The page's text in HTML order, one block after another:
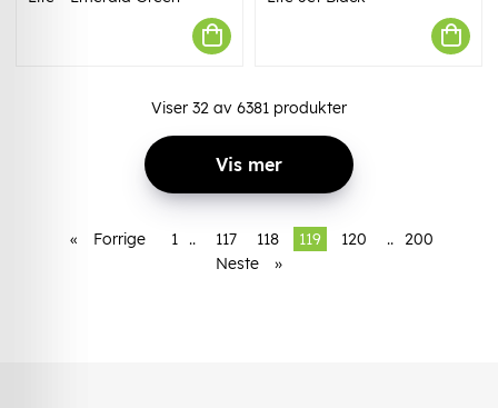
Viser 32 av 6381 produkter
Vis mer
« Forrige 1 .. 117 118 119 120 .. 200
Neste
»